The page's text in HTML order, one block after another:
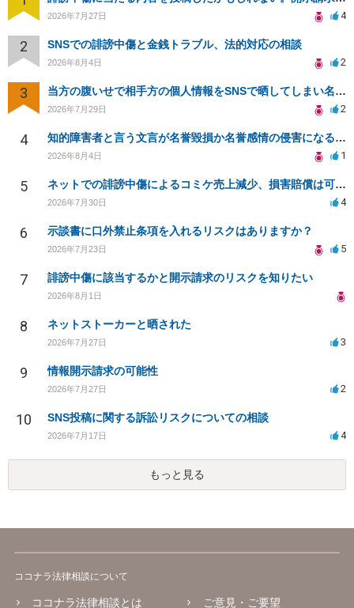
2026年7月27日 4
2 SNSでの誹謗中傷と金銭トラブル、法的対応の相談
2026年8月4日 2
3 当方の腹いせで相手方の個人情報をSNSで晒してしまい名誉毀損させてしまったかもしれない
2026年7月29日 2
4 知的障害者と言う文言が名誉毀損か名誉感情の侵害になるか教えてほしい。
2026年8月4日 1
5 ネットでの誹謗中傷によるコミケ売上減少、損害賠償は可能か？
2026年7月30日 4
6 示談書に口外禁止条項を入れるリスクはありますか？
2026年7月23日 5
7 誹謗中傷に該当するかと開示請求のリスクを知りたい
2026年8月1日
8 ネットストーカーと晒された
2026年7月27日 3
9 情報開示請求の可能性
2026年7月27日 2
10 SNS投稿に関する訴訟リスクについての相談
2026年7月17日 4
もっと見る
ココナラ法律相談について
ココナラ法律相談とは ご意見・ご要望